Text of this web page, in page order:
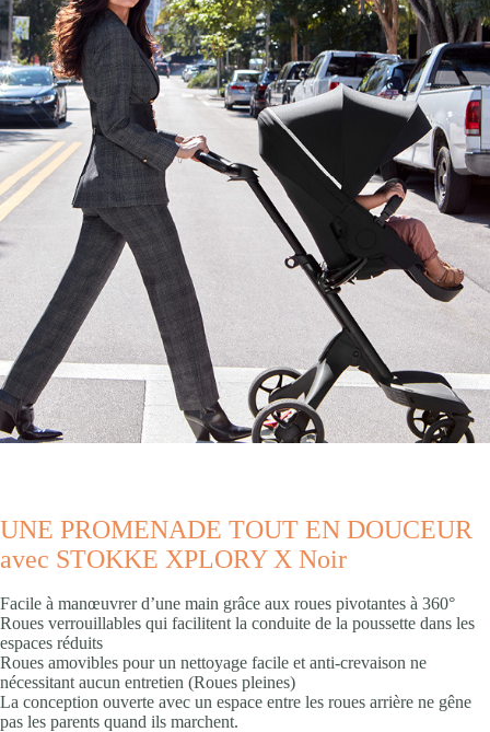
UNE PROMENADE TOUT EN DOUCEUR
avec STOKKE XPLORY X Noir
Facile à manœuvrer d’une main grâce aux roues pivotantes à 360° ​
Roues verrouillables qui facilitent la conduite de la poussette dans les
espaces réduits
Roues amovibles pour un nettoyage facile et anti-crevaison ne
nécessitant aucun entretien​ (Roues pleines)
La conception ouverte avec un espace entre les roues arrière ne gêne
pas les parents quand ils marchent.